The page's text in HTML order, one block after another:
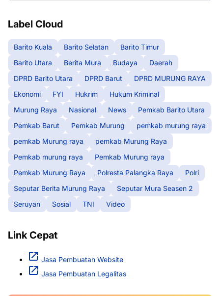
Label Cloud
Barito Kuala Barito Selatan
Barito Timur
Barito Utara
Berita Mura Budaya
Daerah
DPRD Barito Utara
DPRD Barut
DPRD MURUNG RAYA
Ekonomi
FYI Hukrim
Hukum Kriminal
Murung Raya
Nasional News
Pemkab Barito Utara
Pemkab Barut
Pemkab Murung
pemkab murung raya
pemkab Murung raya
pemkab Murung Raya
Pemkab murung raya
Pemkab Murung raya
Pemkab Murung Raya
Polresta Palangka Raya
Polri
Seputar Berita Murung Raya
Seputar Mura Seasen 2
Seruyan
Sosial TNI Video
Link Cepat
Jasa Pembuatan Website
Jasa Pembuatan Legalitas